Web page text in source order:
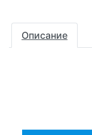
Описание